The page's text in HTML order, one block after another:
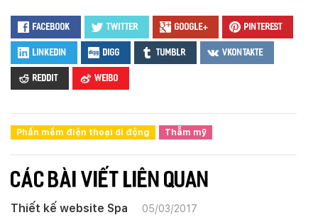
Facebook Twitter Google+ Pinterest
LinkedIn Digg Tumblr VKontakte
Reddit Weibo
Phần mềm điện thoại di động Thẫm mỹ
CÁC BÀI VIẾT LIÊN QUAN
Thiết kế website Spa 05/03/2017